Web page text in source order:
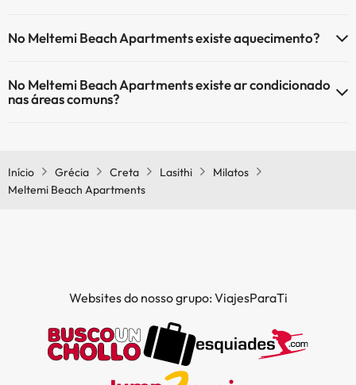
No Meltemi Beach Apartments existe aquecimento?
comuns.
No Meltemi Beach Apartments existe ar condicionado
nas áreas comuns?
Início
Grécia Creta Lasithi
Milatos
Meltemi Beach Apartments
Websites do nosso grupo: ViajesParaTi